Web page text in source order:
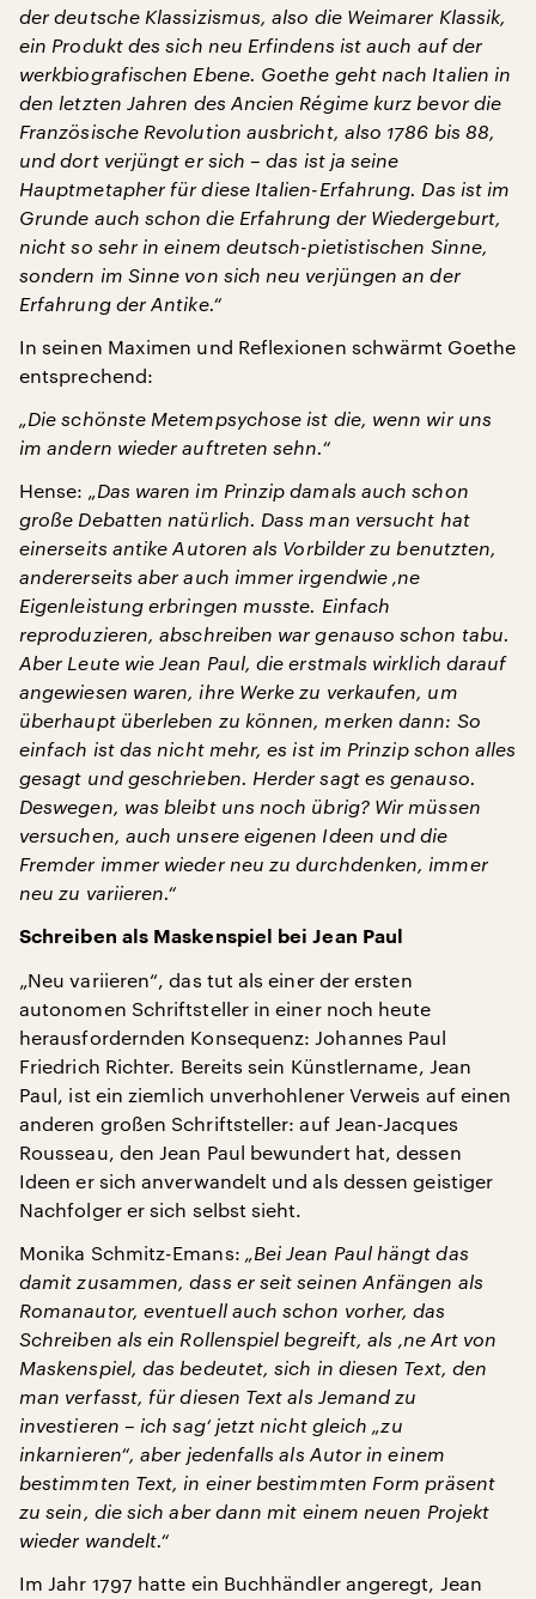
der deutsche Klassizismus, also die Weimarer Klassik,
ein Produkt des sich neu Erfindens ist auch auf der
werkbiografischen Ebene. Goethe geht nach Italien in
den letzten Jahren des Ancien Régime kurz bevor die
Französische Revolution ausbricht, also 1786 bis 88,
und dort verjüngt er sich – das ist ja seine
Hauptmetapher für diese Italien-Erfahrung. Das ist im
Grunde auch schon die Erfahrung der Wiedergeburt,
nicht so sehr in einem deutsch-pietistischen Sinne,
sondern im Sinne von sich neu verjüngen an der
Erfahrung der Antike.“
In seinen Maximen und Reflexionen schwärmt Goethe
entsprechend:
„Die schönste Metempsychose ist die, wenn wir uns
im andern wieder auftreten sehn.“
Hense: „Das waren im Prinzip damals auch schon
große Debatten natürlich. Dass man versucht hat
einerseits antike Autoren als Vorbilder zu benutzten,
andererseits aber auch immer irgendwie ‚ne
Eigenleistung erbringen musste. Einfach
reproduzieren, abschreiben war genauso schon tabu.
Aber Leute wie Jean Paul, die erstmals wirklich darauf
angewiesen waren, ihre Werke zu verkaufen, um
überhaupt überleben zu können, merken dann: So
einfach ist das nicht mehr, es ist im Prinzip schon alles
gesagt und geschrieben. Herder sagt es genauso.
Deswegen, was bleibt uns noch übrig? Wir müssen
versuchen, auch unsere eigenen Ideen und die
Fremder immer wieder neu zu durchdenken, immer
neu zu variieren.“
Schreiben als Maskenspiel bei Jean Paul
„Neu variieren“, das tut als einer der ersten
autonomen Schriftsteller in einer noch heute
herausfordernden Konsequenz: Johannes Paul
Friedrich Richter. Bereits sein Künstlername, Jean
Paul, ist ein ziemlich unverhohlener Verweis auf einen
anderen großen Schriftsteller: auf Jean-Jacques
Rousseau, den Jean Paul bewundert hat, dessen
Ideen er sich anverwandelt und als dessen geistiger
Nachfolger er sich selbst sieht.
Monika Schmitz-Emans: „Bei Jean Paul hängt das
damit zusammen, dass er seit seinen Anfängen als
Romanautor, eventuell auch schon vorher, das
Schreiben als ein Rollenspiel begreift, als ‚ne Art von
Maskenspiel, das bedeutet, sich in diesen Text, den
man verfasst, für diesen Text als Jemand zu
investieren – ich sag‘ jetzt nicht gleich „zu
inkarnieren“, aber jedenfalls als Autor in einem
bestimmten Text, in einer bestimmten Form präsent
zu sein, die sich aber dann mit einem neuen Projekt
wieder wandelt.“
Im Jahr 1797 hatte ein Buchhändler angeregt, Jean